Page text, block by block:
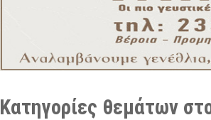
Κατηγορίες θεμάτων